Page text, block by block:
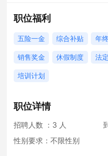
职位福利
五险一金 综合补贴 年
销售奖金 休假制度 法
培训计划
职位详情
招聘人数 ：3 人
性别要求：不限性别